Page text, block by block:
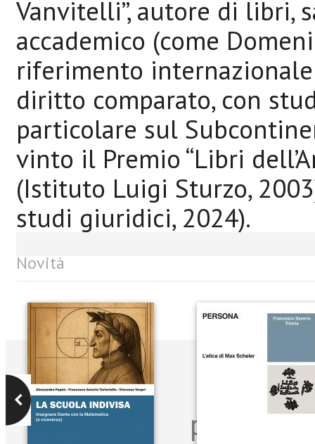
Vanvitelli”, autore di libri,
accademico (come
riferimento
diritto comparato, con
particolare sul
vinto il Premio “Libri
(Istituto Luigi Sturzo,
studi giuridici, 2024).
Novità
Iscriviti
per